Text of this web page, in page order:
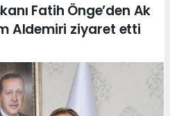
Fatih Önge’den Ak
Aldemiri ziyaret etti